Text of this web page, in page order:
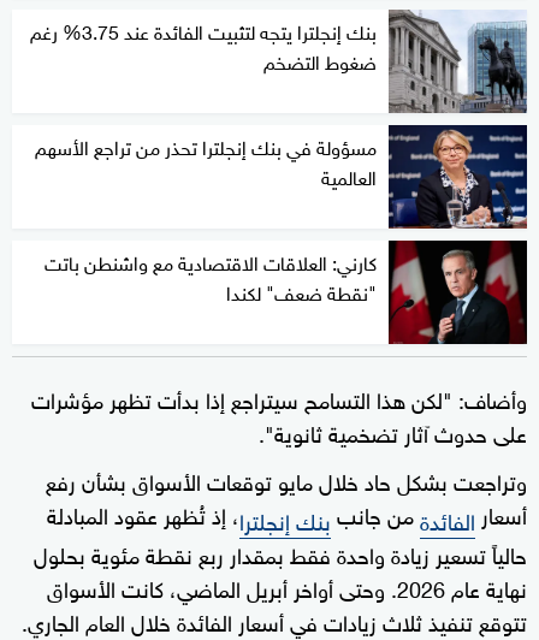
بنك إنجلترا يتجه لتثبيت الفائدة عند 3.75% رغم
ضغوط التضخم
مسؤولة في بنك إنجلترا تحذر من تراجع الأسهم
العالمية
كارني: العلاقات الاقتصادية مع واشنطن باتت
"نقطة ضعف" لكندا
وأضاف: "لكن هذا التسامح سيتراجع إذا بدأت تظهر مؤشرات
على حدوث آثار تضخمية ثانوية".
وتراجعت بشكل حاد خلال مايو توقعات الأسواق بشأن رفع
أسعار الفائدةمن جانببنك إنجلترا، إذ تُظهر عقود المبادلة
حالياً تسعير زيادة واحدة فقط بمقدار ربع نقطة مئوية بحلول
نهاية عام 2026. وحتى أواخر أبريل الماضي، كانت الأسواق
تتوقع تنفيذ ثلاث زيادات في أسعار الفائدة خلال العام الجاري.